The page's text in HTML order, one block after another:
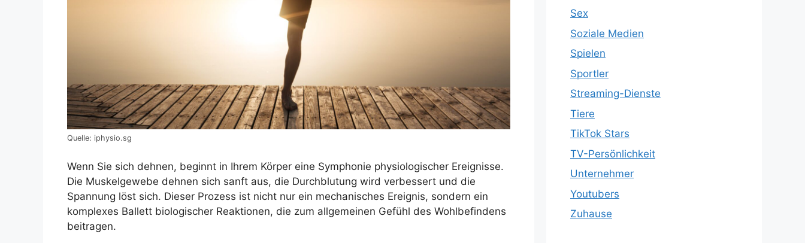
Quelle: iphysio.sg
Wenn Sie sich dehnen, beginnt in Ihrem Körper eine Symphonie physiologischer Ereignisse.
Die Muskelgewebe dehnen sich sanft aus, die Durchblutung wird verbessert und die
Spannung löst sich. Dieser Prozess ist nicht nur ein mechanisches Ereignis, sondern ein
komplexes Ballett biologischer Reaktionen, die zum allgemeinen Gefühl des Wohlbefindens
beitragen.
Sex
Soziale Medien
Spielen
Sportler
Streaming-Dienste
Tiere
TikTok Stars
TV-Persönlichkeit
Unternehmer
Youtubers
Zuhause